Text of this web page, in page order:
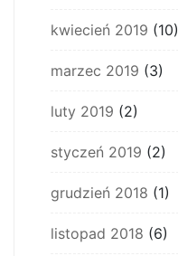
kwiecień 2019 (10)
marzec 2019 (3)
luty 2019 (2)
styczeń 2019 (2)
grudzień 2018 (1)
listopad 2018 (6)